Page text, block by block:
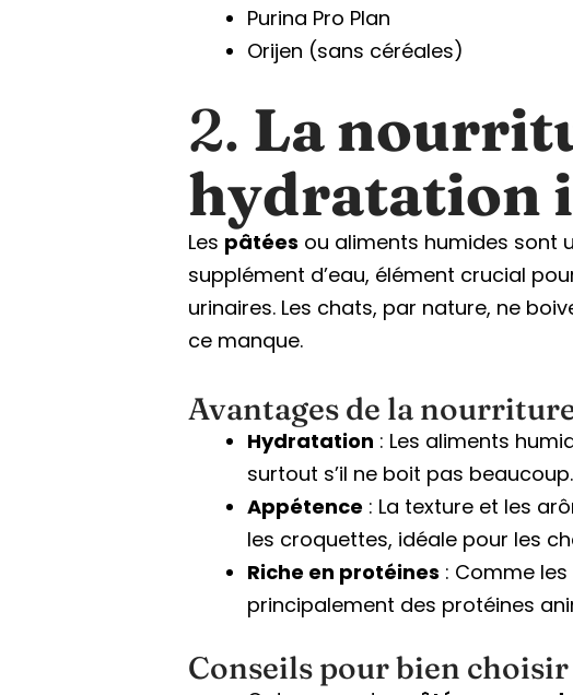
Purina Pro Plan
Orijen (sans céréales)
2. La
hydratation
Les pâtées ou aliments humides sont
supplément d’eau, élément crucial
urinaires. Les chats, par nature, ne
ce manque.
Avantages de la
Hydratation : Les aliments
surtout s’il ne boit pas beaucoup.
Appétence : La texture et les
les croquettes, idéale pour les
Riche en protéines : Comme
principalement des protéines
Conseils pour bien choisir